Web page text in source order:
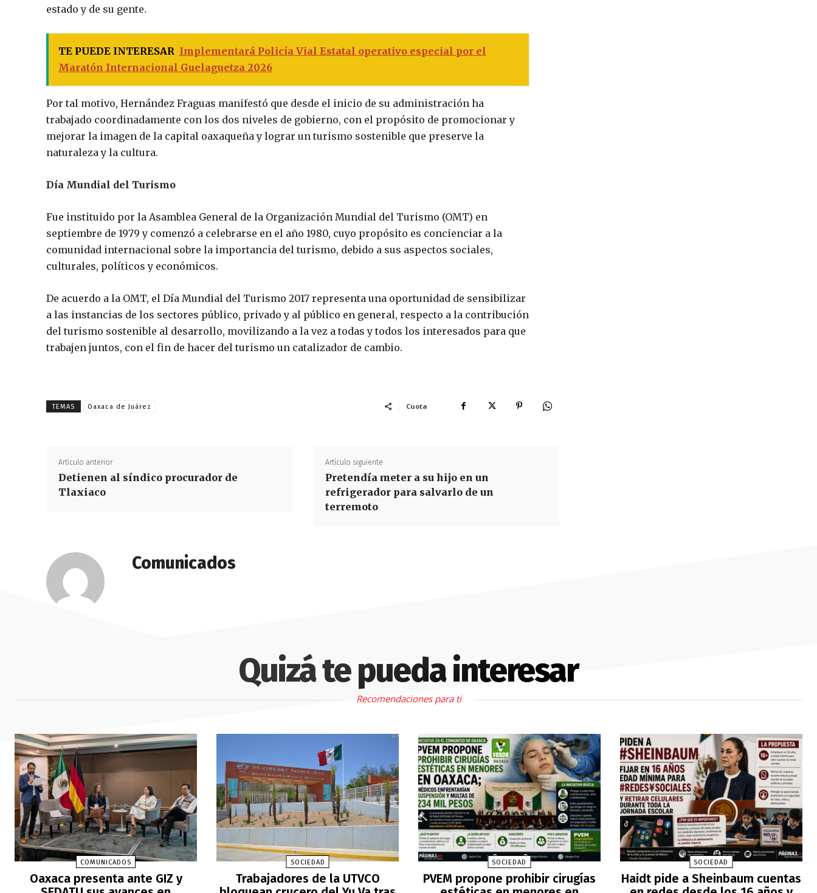
estado y de su gente.
TE PUEDE INTERESAR Implementará Policía Vial Estatal operativo especial por el
Maratón Internacional Guelaguetza 2026
Por tal motivo, Hernández Fraguas manifestó que desde el inicio de su administración ha
trabajado coordinadamente con los dos niveles de gobierno, con el propósito de promocionar y
mejorar la imagen de la capital oaxaqueña y lograr un turismo sostenible que preserve la
naturaleza y la cultura.
Día Mundial del Turismo
Fue instituido por la Asamblea General de la Organización Mundial del Turismo (OMT) en
septiembre de 1979 y comenzó a celebrarse en el año 1980, cuyo propósito es concienciar a la
comunidad internacional sobre la importancia del turismo, debido a sus aspectos sociales,
culturales, políticos y económicos.
De acuerdo a la OMT, el Día Mundial del Turismo 2017 representa una oportunidad de sensibilizar
a las instancias de los sectores público, privado y al público en general, respecto a la contribución
del turismo sostenible al desarrollo, movilizando a la vez a todas y todos los interesados para que
trabajen juntos, con el fin de hacer del turismo un catalizador de cambio.
TEMAS Oaxaca de Juárez Cuota
Artículo anterior
Detienen al síndico procurador de
Tlaxiaco
Artículo siguiente
Pretendía meter a su hijo en un
refrigerador para salvarlo de un
terremoto
Comunicados
Quizá te pueda interesar
Recomendaciones para ti
COMUNICADOS
Oaxaca presenta ante GIZ y
SOCIEDAD
Trabajadores de la UTVCO
SOCIEDAD
PVEM propone prohibir cirugías
SOCIEDAD
Haidt pide a Sheinbaum cuentas